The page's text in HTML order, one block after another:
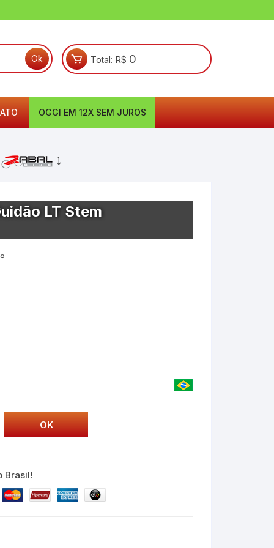
Total: R$ 0
OGGI EM 12X SEM JUROS
⤵
LT Stem
Brasil!